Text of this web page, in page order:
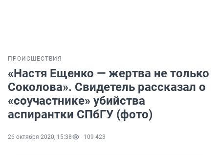
ПРОИСШЕСТВИЯ
«Настя Ещенко — жертва не только
Соколова». Свидетель рассказал о
«соучастнике» убийства
аспирантки СПбГУ (фото)
26 октября 2020, 15:38 109 423